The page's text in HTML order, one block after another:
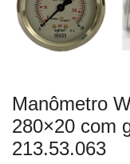
Manômetro
280×20 com
213.53.063